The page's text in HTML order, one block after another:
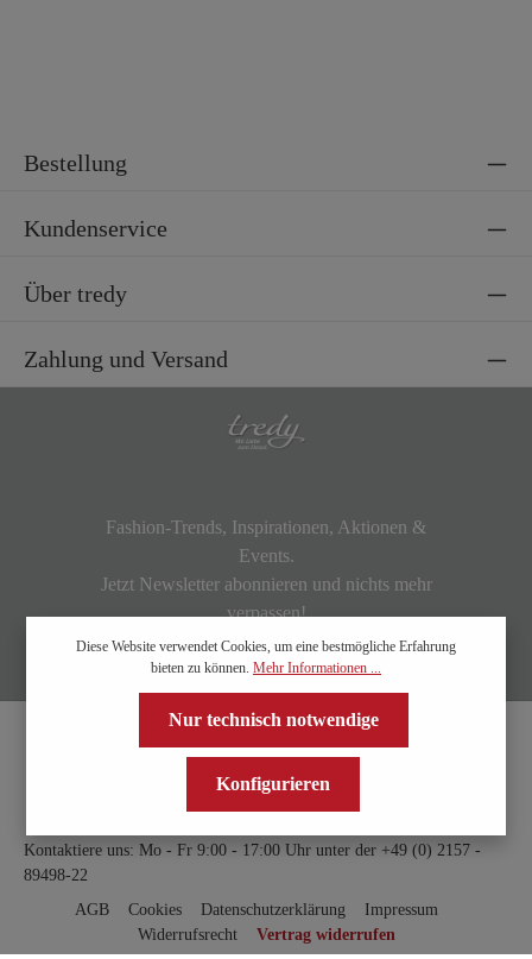
Bestellung
Kundenservice
Über tredy
Zahlung und Versand
Fashion-Trends, Inspirationen, Aktionen &
Events.
Jetzt Newsletter abonnieren und nichts mehr
verpassen!
Kontaktiere uns: Mo - Fr 9:00 - 17:00 Uhr unter der +49 (0) 2157 -
89498-22
AGB
Cookies Datenschutzerklärung
Impressum
Widerrufsrecht
Vertrag widerrufen
Diese Website verwendet Cookies, um eine bestmögliche Erfahrung
bieten zu können. Mehr Informationen ...
Nur technisch notwendige
Konfigurieren